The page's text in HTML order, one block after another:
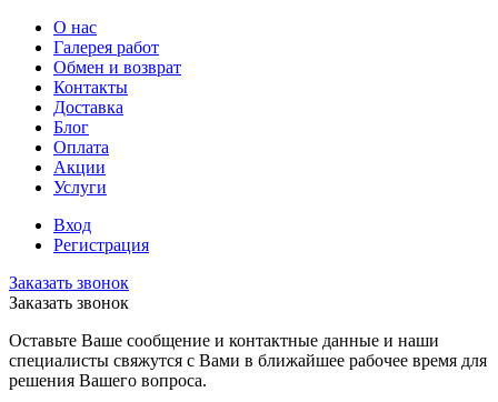
О нас
Галерея работ
Обмен и возврат
Контакты
Доставка
Блог
Оплата
Акции
Услуги
Вход
Регистрация
Заказать звонок
Заказать звонок
Оставьте Ваше сообщение и контактные данные и наши
специалисты свяжутся с Вами в ближайшее рабочее время для
решения Вашего вопроса.